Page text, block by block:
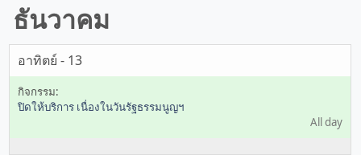
ธันวาคม
อาทิตย์ - 13
ปิดให้บริการ เนื่องในวันรัฐธรรมนูญฯ
All day